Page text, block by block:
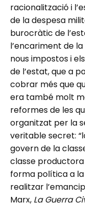
racionalització i
de la despesa
burocràtic de
l’encariment de
nous impostos i
de l’estat, que a
cobrar més que
era també molt
reformes de les
organitzat per la
veritable secret:
govern de la
classe
forma política a
realitzar
Marx, La Guerra